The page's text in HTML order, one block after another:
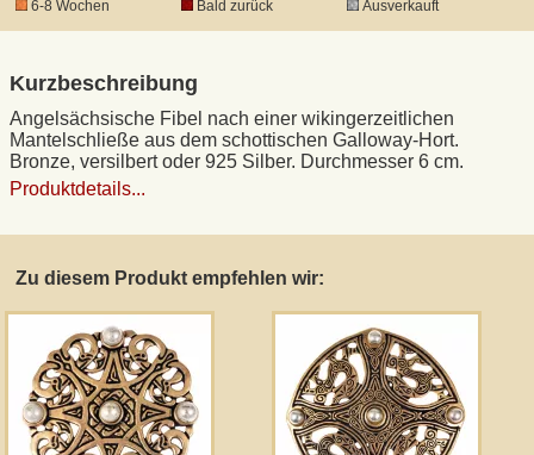
6-8 Wochen
Bald zurück Ausverkauft
Kurzbeschreibung
Angelsächsische Fibel nach einer wikingerzeitlichen
Mantelschließe aus dem schottischen Galloway-Hort.
Bronze, versilbert oder 925 Silber. Durchmesser 6 cm.
Produktdetails...
Zu diesem Produkt empfehlen wir:
Datenschutz
Widerrufsrecht
Mittelalter-Großhandel
AGB
Gästebuch